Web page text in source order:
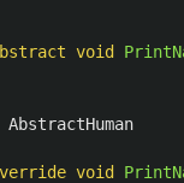
void
AbstractHuman
void